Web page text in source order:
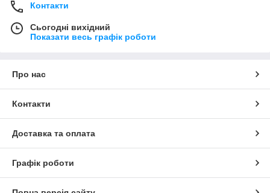
Контакти
Сьогодні вихідний
Показати весь графік роботи
Про нас
Контакти
Доставка та оплата
Графік роботи